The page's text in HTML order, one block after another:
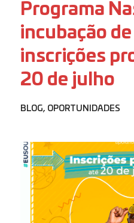
Programa
incubação
inscrições
20 de julho
BLOG, OPORTUNIDADES